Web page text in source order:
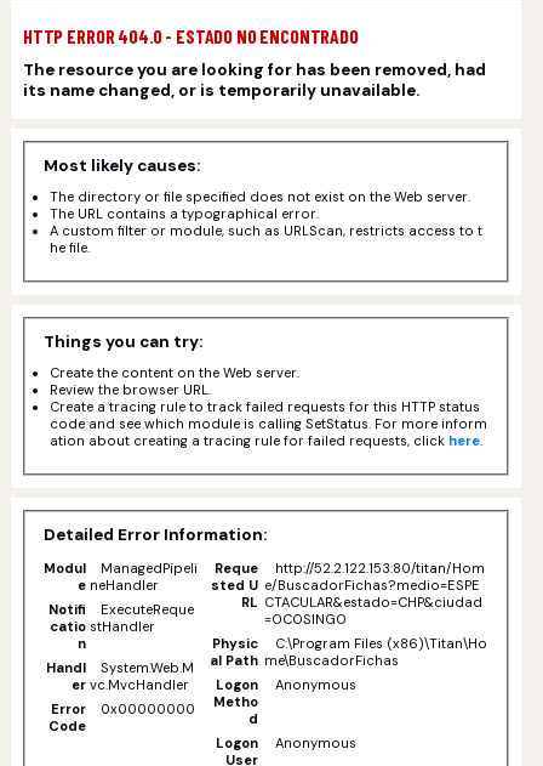
HTTP ERROR 404.0 - ESTADO NO ENCONTRADO
The resource you are looking for has been removed, had
its name changed, or is temporarily unavailable.
Most likely causes:
The directory or file specified does not exist on the Web server.
The URL contains a typographical error.
A custom filter or module, such as URLScan, restricts access to t
he file.
Things you can try:
Create the content on the Web server.
Review the browser URL.
Create a tracing rule to track failed requests for this HTTP status
code and see which module is calling SetStatus. For more inform
ation about creating a tracing rule for failed requests, click here.
Detailed Error Information:
Modul
e
ManagedPipeli
neHandler
Notifi
catio
n
ExecuteReque
stHandler
Handl
er
System.Web.M
vc.MvcHandler
Error
Code
0x00000000
Reque
sted U
RL
http://52.2.122.153:80/titan/Hom
e/BuscadorFichas?medio=ESPE
CTACULAR&estado=CHP&ciudad
=OCOSINGO
Physic
al Path
C:\Program Files (x86)\Titan\Ho
me\BuscadorFichas
Logon
Metho
d
Anonymous
Logon
User
Anonymous